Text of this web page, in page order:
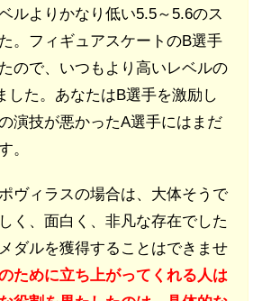
ルよりかなり低い5.5～5.6のス
。フィギュアスケートのB選手
ので、いつもより高いレベルの
した。あなたはB選手を激励し
演技が悪かったA選手にはまだ
。
ヴィラスの場合は、大体そうで
く、面白く、非凡な存在でした
ダルを獲得することはできませ
ために立ち上がってくれる人は